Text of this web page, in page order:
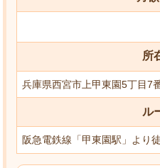
所
兵庫県西宮市上甲東園5丁目7
ル
阪急電鉄線「甲東園駅」より